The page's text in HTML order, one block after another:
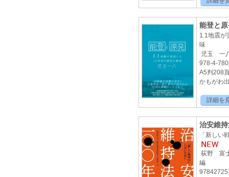
能登と
1.1地震が
味
児玉 一
978-4-
A5判208
かもがわ
詳細を
治安維
「新しい
荻野 富
編